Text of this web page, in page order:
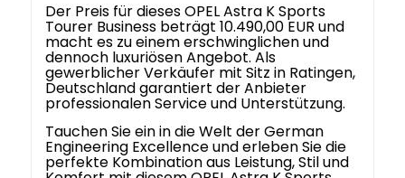
Der Preis für dieses OPEL Astra K Sports
Tourer Business beträgt 10.490,00 EUR und
macht es zu einem erschwinglichen und
dennoch luxuriösen Angebot. Als
gewerblicher Verkäufer mit Sitz in Ratingen,
Deutschland garantiert der Anbieter
professionalen Service und Unterstützung.
Tauchen Sie ein in die Welt der German
Engineering Excellence und erleben Sie die
perfekte Kombination aus Leistung, Stil und